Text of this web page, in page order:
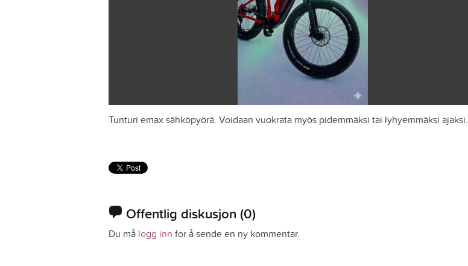
Tunturi emax sähköpyörä. Voidaan vuokrata myös pidemmäksi tai lyhyemmäksi ajaksi.
Offentlig diskusjon (0)
Du må logg inn for å sende en ny kommentar.